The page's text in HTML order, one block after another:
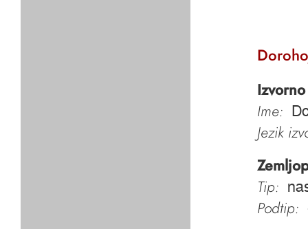
Ime:
Jezik
Tip:
Podtip: